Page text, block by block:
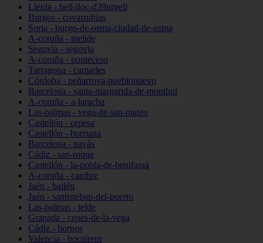
Lleida - bell-lloc-d39urgell
Burgos - covarrubias
Soria - burgo-de-osma-ciudad-de-osma
A-coruña - melide
Segovia - segovia
A-coruña - ponteceso
Tarragona - camarles
Córdoba - peñarroya-pueblonuevo
Barcelona - santa-margarida-de-montbui
A-coruña - a-laracha
Las-palmas - vega-de-san-mateo
Castellón - orpesa
Castellón - burriana
Barcelona - navàs
Cádiz - san-roque
Castellón - la-pobla-de-benifassà
A-coruña - cambre
Jaén - bailén
Jaén - santisteban-del-puerto
Las-palmas - telde
Granada - cenes-de-la-vega
Cádiz - bornos
Valencia - bocairent